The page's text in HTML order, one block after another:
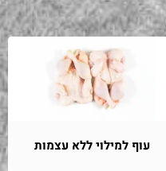
עוף למילוי ללא עצמות